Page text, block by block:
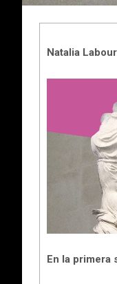
Natalia
En la primera